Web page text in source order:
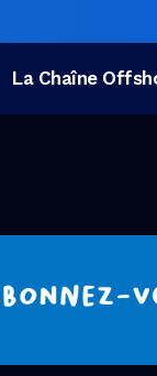
La Chaîne